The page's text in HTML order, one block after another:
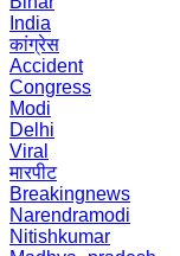
India
कांग्रेस
Accident
Congress
Modi
Delhi
Viral
मारपीट
Breakingnews
Narendramodi
Nitishkumar